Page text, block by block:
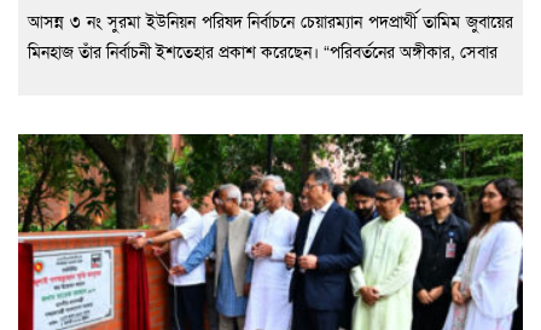
আসন্ন ৩ নং সুরমা ইউনিয়ন পরিষদ নির্বাচনে চেয়ারম্যান পদপ্রার্থী তামিম জুবায়ের
মিনহাজ তাঁর নির্বাচনী ইশতেহার প্রকাশ করেছেন। “পরিবর্তনের অঙ্গীকার, সেবার